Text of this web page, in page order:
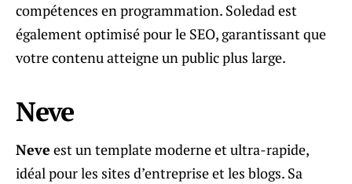
compétences en programmation. Soledad est
également optimisé pour le SEO, garantissant que
votre contenu atteigne un public plus large.
Neve
Neve est un template moderne et ultra-rapide,
idéal pour les sites d’entreprise et les blogs. Sa